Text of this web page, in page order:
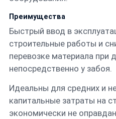
Преимущества
Быстрый ввод в
строительные работы и
перевозке материала при
непосредственно у забоя.
Идеальны для средних и
капитальные затраты на
экономически не